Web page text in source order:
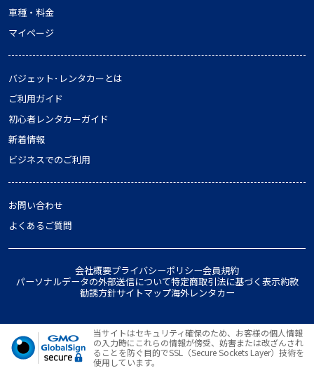
車種・料金
マイページ
バジェット･レンタカーとは
ご利用ガイド
初心者レンタカーガイド
新着情報
ビジネスでのご利用
お問い合わせ
よくあるご質問
会社概要プライバシーポリシー会員規約
パーソナルデータの外部送信について特定商取引法に基づく表示約款
勧誘方針サイトマップ海外レンタカー
当サイトはセキュリティ確保のため、お客様の個人情報
の入力時にこれらの情報が傍受、妨害または改ざんされ
ることを防ぐ目的でSSL（Secure Sockets Layer）技術を
使用しています。